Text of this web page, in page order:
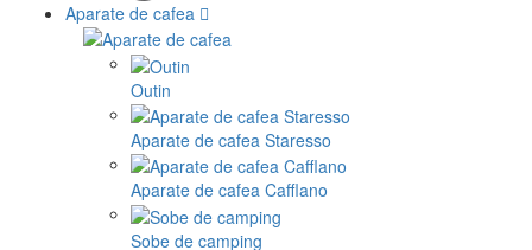
Aparate de cafea
Outin
Aparate de cafea Staresso
Aparate de cafea Cafflano
Sobe de camping